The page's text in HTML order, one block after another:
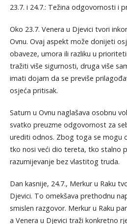
23.7. i 24.7.: Težina odgovornosti i
Oko 23.7. Venera u Djevici tvori
Ovnu. Ovaj aspekt može donijeti
obaveze, umora ili razliku u
tražiti više sigurnosti, druga više
imati dojam da se previše
osjeća pritisak.
Saturn u Ovnu naglašava osobnu
svatko preuzme odgovornost za
urediti odnos. Zbog toga se mogu
tko nosi veći dio tereta, tko stalno
razumijevanje bez vlastitog truda.
Dan kasnije, 24.7., Merkur u Raku
Djevici. To omekšava prethodnu
smislen razgovor. Merkur u Raku
a Venera u Djevici traži konkretno